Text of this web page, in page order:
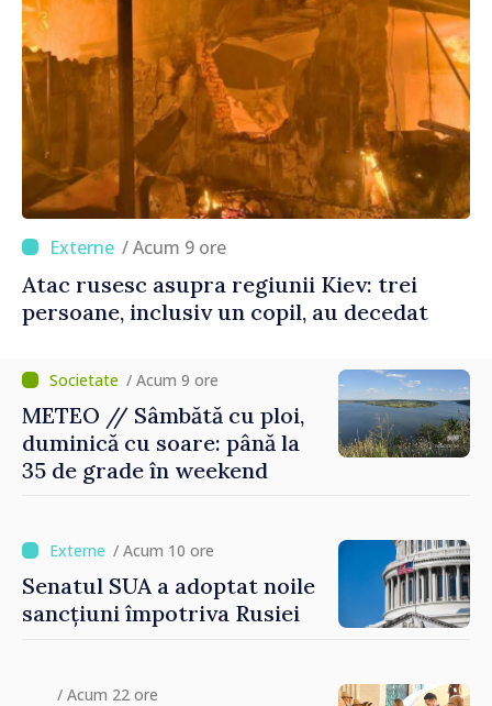
/ Acum 9 ore
Atac rusesc asupra regiunii Kiev: trei
persoane, inclusiv un copil, au decedat
/ Acum 9 ore
METEO // Sâmbătă cu ploi,
duminică cu soare: până la
35 de grade în weekend
/ Acum 10 ore
Senatul SUA a adoptat noile
sancțiuni împotriva Rusiei
/ Acum 22 ore